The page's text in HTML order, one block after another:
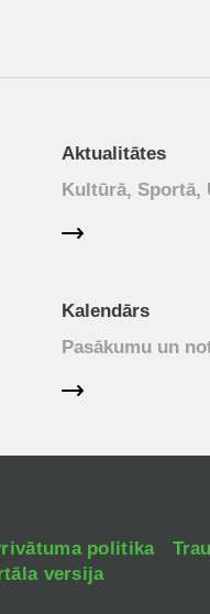
Aktualitātes
Kultūrā, Sportā,
Kalendārs
Pasākumu un
politika
versija